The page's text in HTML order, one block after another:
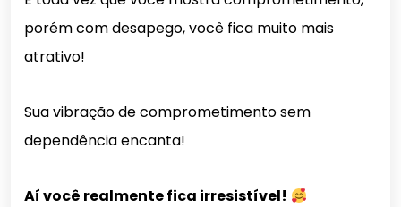
porém com desapego, você fica muito mais
atrativo!
Sua vibração de comprometimento sem
dependência encanta!
Aí você realmente fica irresistível!